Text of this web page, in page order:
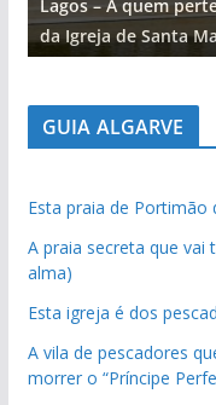
Lagos – A quem
da Igreja de Santa
GUIA ALGARVE
Esta praia de Portimão
A praia secreta que vai
alma)
Esta igreja é dos
A vila de pescadores
morrer o “Príncipe